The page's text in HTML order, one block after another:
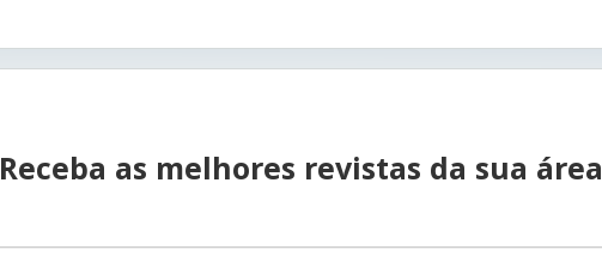
Receba as melhores revistas da sua área